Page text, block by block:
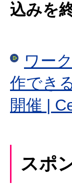
込みを
ワー
作でき
開催 |
スポ